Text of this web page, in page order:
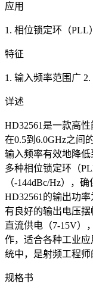
应用
1. 相位锁定环（PLL
特征
1. 输入频率范围广
详述
HD32561是一款高
在0.5到6.0GHz之间
输入频率有效地降低
多种相位锁定环（
（-144dBc/Hz），
HD32561的输出功
有良好的输出电压摆
直流供电（7-15V）
作，适合各种工业
统中，是射频工程师
规格书